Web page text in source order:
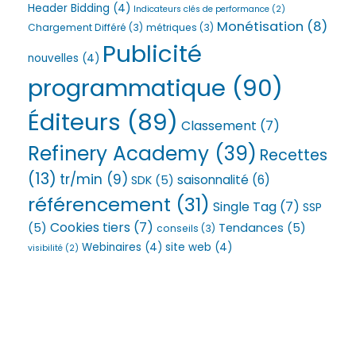
Header Bidding (4) Indicateurs clés de performance (2)
Chargement Différé (3) métriques (3) Monétisation (8)
nouvelles (4) Publicité
programmatique (90)
Éditeurs (89) Classement (7)
Refinery Academy (39) Recettes
(13) tr/min (9) SDK (5) saisonnalité (6)
référencement (31) Single Tag (7) SSP
(5) Cookies tiers (7) conseils (3) Tendances (5)
visibilité (2) Webinaires (4) site web (4)